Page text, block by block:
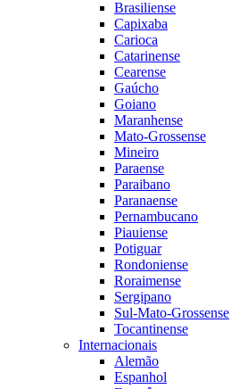
Brasiliense
Capixaba
Carioca
Catarinense
Cearense
Gaúcho
Goiano
Maranhense
Mato-Grossense
Mineiro
Paraense
Paraibano
Paranaense
Pernambucano
Piauiense
Potiguar
Rondoniense
Roraimense
Sergipano
Sul-Mato-Grossense
Tocantinense
Internacionais
Alemão
Espanhol